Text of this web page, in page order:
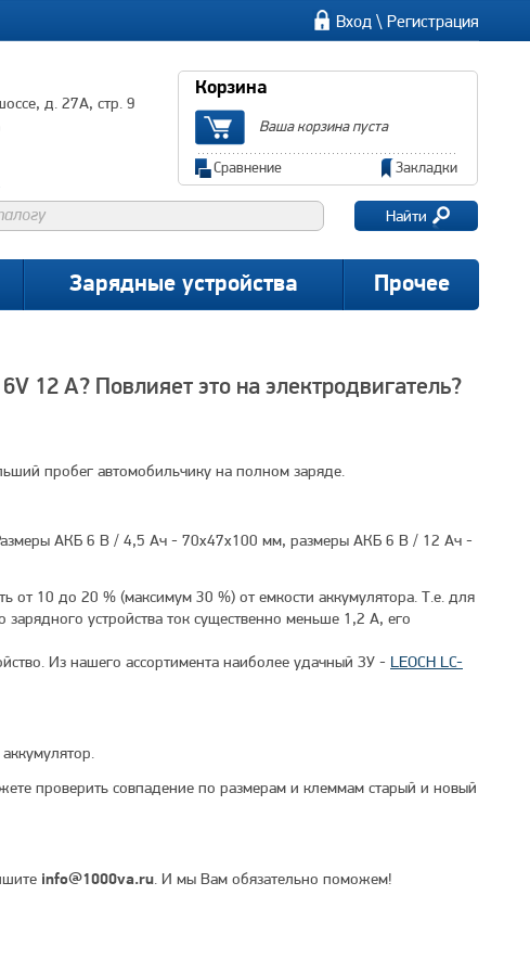
Вход \ Регистрация
д. 27А, стр. 9
Корзина
Ваша корзина пуста
Сравнение Закладки
Найти
Зарядные устройства Прочее
12 А? Повлияет это на электродвигатель?
пробег автомобильчику на полном заряде.
АКБ 6 В / 4,5 Ач - 70x47x100 мм, размеры АКБ 6 В / 12 Ач -
от 10 до 20 % (максимум 30 %) от емкости аккумулятора. Т.е. для
устройства ток существенно меньше 1,2 А, его
Из нашего ассортимента наиболее удачный ЗУ - LEOCH LC-
проверить совпадение по размерам и клеммам старый и новый
info@1000va.ru. И мы Вам обязательно поможем!